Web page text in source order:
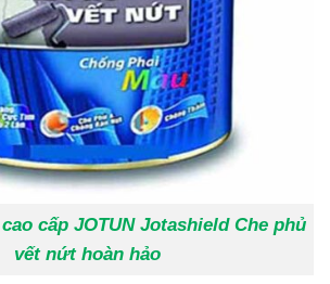
cấp JOTUN Jotashield Che phủ
vết nứt hoàn hảo